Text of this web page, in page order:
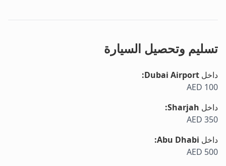
تسليم وتحصيل السيارة
داخل Dubai Airport
:
AED 100
داخل Sharjah
:
AED 350
داخل Abu Dhabi
:
AED 500